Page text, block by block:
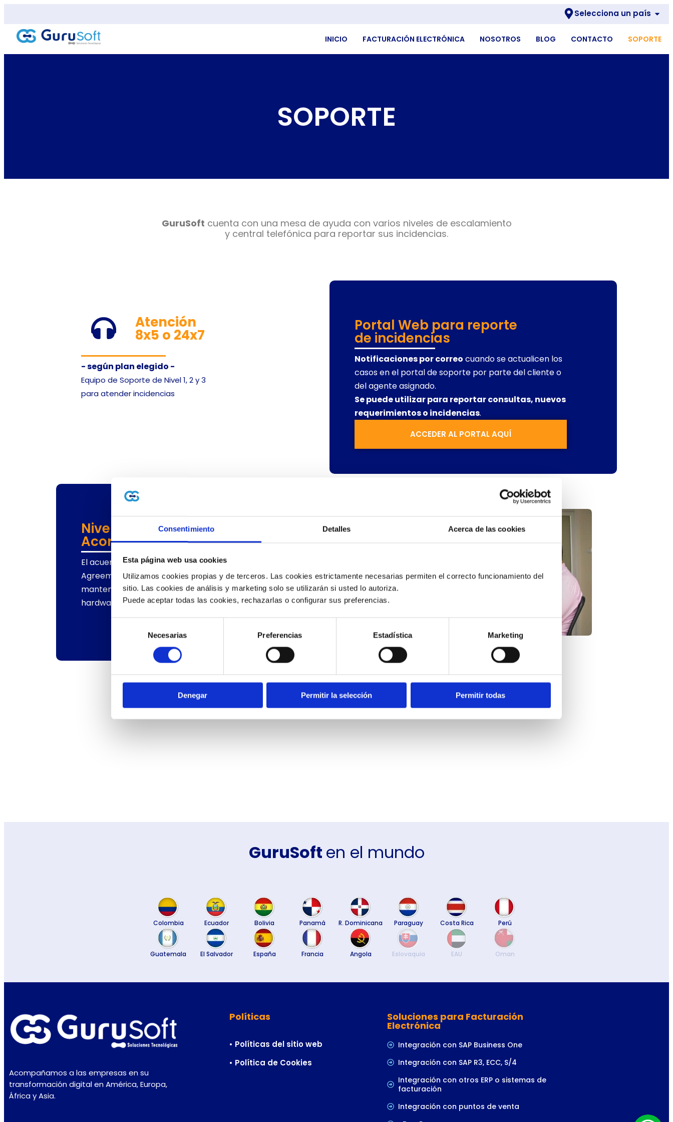
Consentimiento Detalles Acerca de las cookies
Esta página web usa cookies
Utilizamos cookies propias y de terceros. Las cookies estrictamente necesarias permiten el correcto funcionamiento del
sitio. Las cookies de análisis y marketing solo se utilizarán si usted lo autoriza.
Puede aceptar todas las cookies, rechazarlas o configurar sus preferencias.
consentimiento
Necesarias Preferencias Estadística Marketing
Denegar Permitir la selección Permitir todas
Selecciona un país
INICIO FACTURACIÓN ELECTRÓNICA NOSOTROS BLOG CONTACTO SOPORTE
SOPORTE
GuruSoft cuenta con una mesa de ayuda con varios niveles de escalamiento
y central telefónica para reportar sus incidencias.
Atención
8x5 o 24x7
-según plan elegido -
Equipo de Soporte de Nivel 1, 2 y 3
para atender incidencias
Portal Web para reporte
de incidencias
Notificaciones por correo cuando se actualicen los
casos en el portal de soporte por parte del cliente o
del agente asignado.
Se puede utilizar para reportar consultas, nuevos
requerimientos o incidencias.
ACCEDER AL PORTAL AQUÍ
Niveles de Servicio
Acordados (SLA)
El acuerdo de Nivel de Servicio, o SLA (Service Level
Agreement) se establece en el 99,5% y comprende:
mantenimiento, soporte especializado en seguridad,
hardware, comunicaciones y sistema operativo.
GuruSoft en el mundo
Colombia Ecuador Bolivia Panamá R. Dominicana Paraguay Costa Rica Perú
Guatemala El Salvador España Francia Angola Eslovaquia EAU Oman
Acompañamos a las empresas en su
transformación digital en América, Europa,
África y Asia.
Políticas
• Políticas del sitio web
• Política de Cookies
Soluciones para Facturación
Electrónica
Integración con SAP Business One
Integración con SAP R3, ECC, S/4
Integración con otros ERP o sistemas de
facturación
Integración con puntos de venta